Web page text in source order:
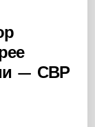
— СВР